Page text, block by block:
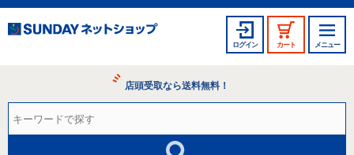
ログイン カート メニュー
店頭受取なら送料無料！